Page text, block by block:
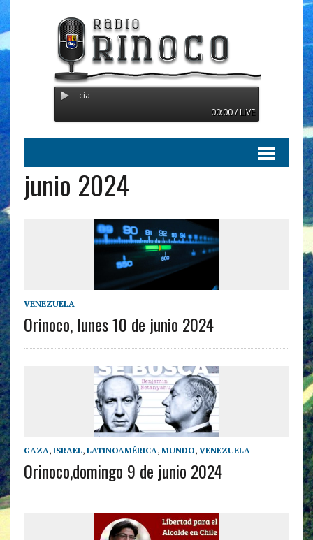
Radio Orinoco -
00:00 / LIVE
junio 2024
VENEZUELA
Orinoco, lunes 10 de junio 2024
GAZA, ISRAEL, LATINOAMÉRICA, MUNDO, VENEZUELA
Orinoco,domingo 9 de junio 2024